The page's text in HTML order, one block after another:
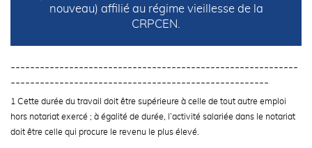
nouveau) affilié au régime vieillesse de la
CRPCEN.
-----------------------------------------------------------
-----------------------------------------------------
1 Cette durée du travail doit être supérieure à celle de tout autre emploi
hors notariat exercé ; à égalité de durée, l’activité salariée dans le notariat
doit être celle qui procure le revenu le plus élevé.